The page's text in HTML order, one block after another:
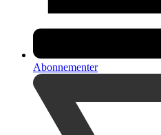
Abonnementer